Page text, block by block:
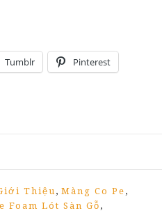
Tumblr Pinterest
Thiệu , Màng Co Pe ,
Foam Lót Sàn Gỗ,